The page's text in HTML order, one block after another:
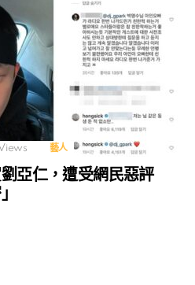
藝人
亞仁，遭受網民惡評